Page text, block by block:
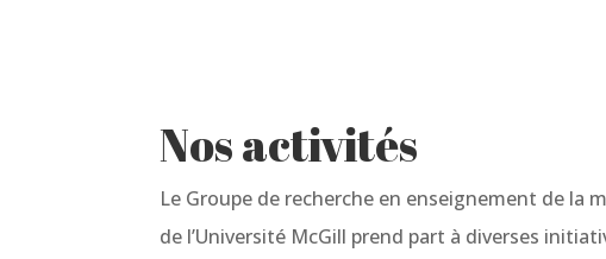
Nos activités
Le Groupe de recherche en enseignement de la
de l’Université McGill prend part à diverses